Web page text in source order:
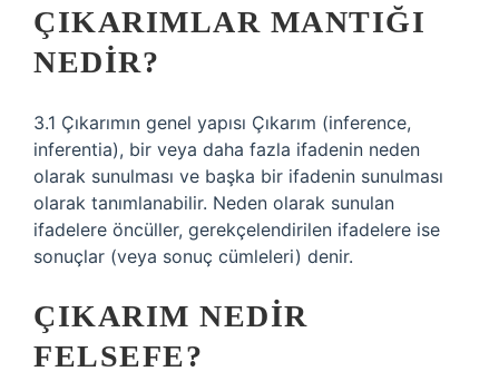
ÇIKARIMLAR MANTIĞI
NEDIR?
3.1 Çıkarımın genel yapısı Çıkarım (inference,
inferentia), bir veya daha fazla ifadenin neden
olarak sunulması ve başka bir ifadenin sunulması
olarak tanımlanabilir. Neden olarak sunulan
ifadelere öncüller, gerekçelendirilen ifadelere ise
sonuçlar (veya sonuç cümleleri) denir.
ÇIKARIM NEDIR
FELSEFE?